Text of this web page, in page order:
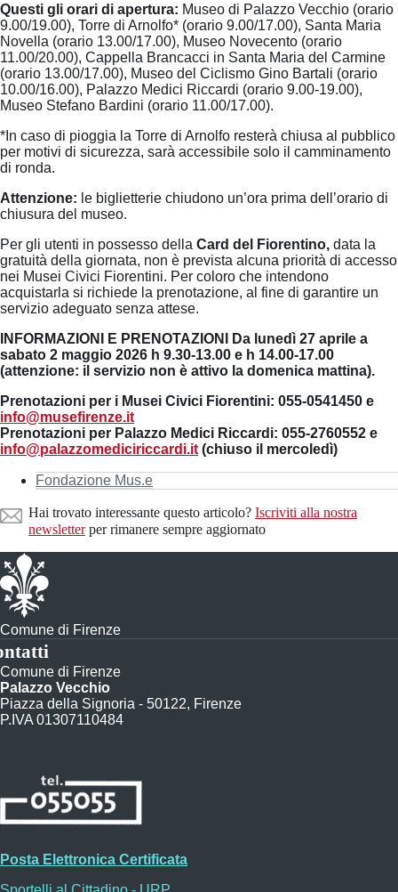
Questi gli orari di apertura: Museo di Palazzo Vecchio (orario
9.00/19.00), Torre di Arnolfo* (orario 9.00/17.00), Santa Maria
Novella (orario 13.00/17.00), Museo Novecento (orario
11.00/20.00), Cappella Brancacci in Santa Maria del Carmine
(orario 13.00/17.00), Museo del Ciclismo Gino Bartali (orario
10.00/16.00), Palazzo Medici Riccardi (orario 9.00-19.00),
Museo Stefano Bardini (orario 11.00/17.00).
*In caso di pioggia la Torre di Arnolfo resterà chiusa al pubblico
per motivi di sicurezza, sarà accessibile solo il camminamento
di ronda.
Attenzione: le biglietterie chiudono un’ora prima dell’orario di
chiusura del museo.
Per gli utenti in possesso della Card del Fiorentino, data la
gratuità della giornata, non è prevista alcuna priorità di accesso
nei Musei Civici Fiorentini. Per coloro che intendono
acquistarla si richiede la prenotazione, al fine di garantire un
servizio adeguato senza attese.
INFORMAZIONI E PRENOTAZIONI Da lunedì 27 aprile a
sabato 2 maggio 2026 h 9.30-13.00 e h 14.00-17.00
(attenzione: il servizio non è attivo la domenica mattina).
Prenotazioni per i Musei Civici Fiorentini: 055-0541450 e
info@musefirenze.it
Prenotazioni per Palazzo Medici Riccardi: 055-2760552 e
info@palazzomediciriccardi.it (chiuso il mercoledì)
Fondazione Mus.e
Hai trovato interessante questo articolo? Iscriviti alla nostra
newsletterper rimanere sempre aggiornato
Comune di Firenze
Comune di Firenze
Palazzo Vecchio
Piazza della Signoria - 50122, Firenze
P.IVA 01307110484
Posta Elettronica Certificata